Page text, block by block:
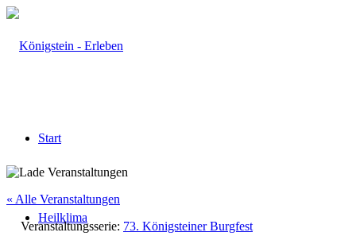
Start
Heilklima
« Alle Veranstaltungen
Veranstaltungsserie: 73. Königsteiner Burgfest